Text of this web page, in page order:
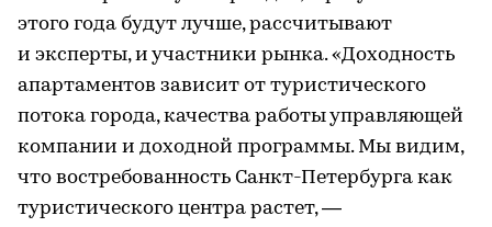
этого года будут лучше, рассчитывают
и эксперты, и участники рынка. «Доходность
апартаментов зависит от туристического
потока города, качества работы управляющей
компании и доходной программы. Мы видим,
что востребованность Санкт-Петербурга как
туристического центра растет, —